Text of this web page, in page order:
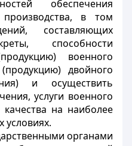
обеспечения
в том
составляющих
способности
военного
двойного
и осуществить
услуги военного
на наиболее
условиях.
органами